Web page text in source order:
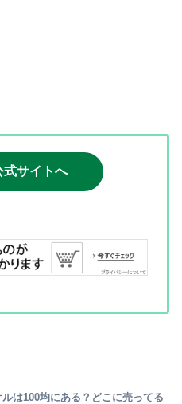
サイトへ
は100均にある？どこに売ってる